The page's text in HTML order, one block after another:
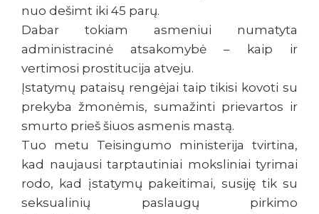
nuo dešimt iki 45 parų.
Dabar tokiam asmeniui numatyta
administracinė atsakomybė – kaip ir
vertimosi prostitucija atveju.
Įstatymų pataisų rengėjai taip tikisi kovoti su
prekyba žmonėmis, sumažinti prievartos ir
smurto prieš šiuos asmenis mastą.
Tuo metu Teisingumo ministerija tvirtina,
kad naujausi tarptautiniai moksliniai tyrimai
rodo, kad įstatymų pakeitimai, susiję tik su
seksualinių paslaugų pirkimo